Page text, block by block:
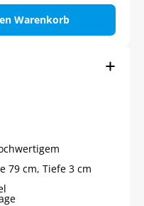
Warenkorb
79 cm, Tiefe 3 cm